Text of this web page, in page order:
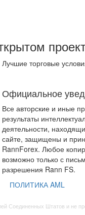
торговые
Официальное
Все авторские и иные
результаты
деятельности,
сайте, защищены и
RannForex. Любое
возможно только с
разрешения Rann FS.
ПОЛИТИКА AML
Соединенных Штатов и не